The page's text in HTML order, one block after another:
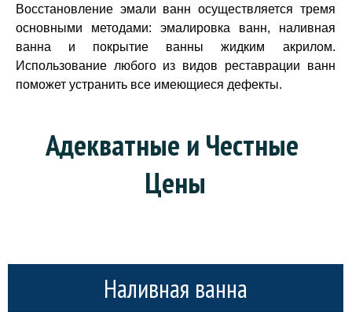
Восстановление эмали ванн осуществляется тремя
основными методами: эмалировка ванн, наливная
ванна и покрытие ванны жидким акрилом.
Использование любого из видов реставрации ванн
поможет устранить все имеющиеся дефекты.
Адекватные и Честные
Цены
Наливная ванна